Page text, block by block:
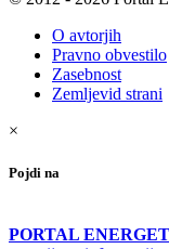
O avtorjih
Pravno obvestilo
Zasebnost
Zemljevid strani
×
Pojdi na
PORTAL